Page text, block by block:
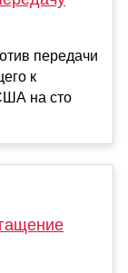
передачи
к
на сто